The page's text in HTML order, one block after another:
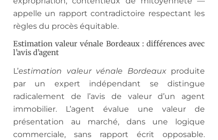
appelle un rapport contradictoire respectant les
règles du procès équitable.
Estimation valeur vénale Bordeaux : différences avec
l’avis d’agent
L’estimation valeur vénale Bordeauxproduite
par un expert indépendant se distingue
radicalement de l’avis de valeur d’un agent
immobilier. L’agent évalue une valeur de
présentation au marché, dans une logique
commerciale, sans rapport écrit opposable.